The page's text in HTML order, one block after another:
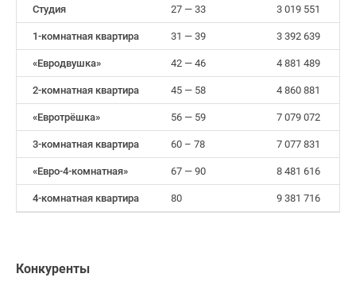
Студия 27 — 33 3 019 551
1-комнатная квартира 31 — 39 3 392 639
«Евродвушка» 42 — 46 4 881 489
2-комнатная квартира 45 — 58 4 860 881
«Евротрёшка» 56 — 59 7 079 072
3-комнатная квартира 60 – 78 7 077 831
«Евро-4-комнатная» 67 — 90 8 481 616
4-комнатная квартира 80 9 381 716
Конкуренты